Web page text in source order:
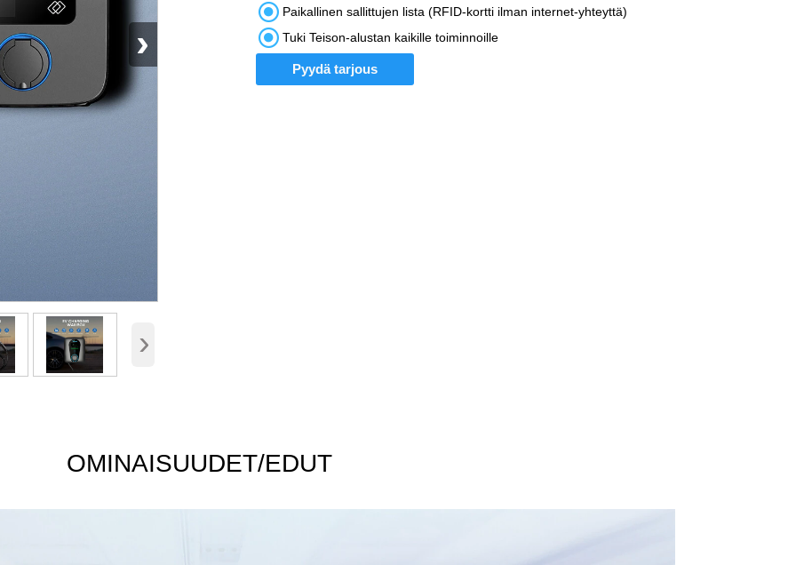
›
›
 Paikallinen sallittujen lista (RFID-kortti ilman internet-yhteyttä)
 Tuki Teison-alustan kaikille toiminnoille
Pyydä tarjous
OMINAISUUDET/EDUT